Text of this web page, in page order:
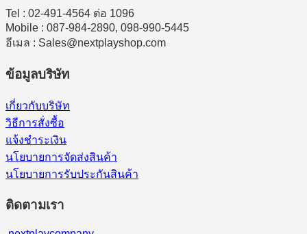
Tel : 02-491-4564 ต่อ 1096
Mobile : 087-984-2890, 098-990-5445
อีเมล : Sales@nextplayshop.com
ข้อมูลบริษัท
เกี่ยวกับบริษัท
วิธีการสั่งซื้อ
แจ้งชำระเงิน
นโยบายการจัดส่งสินค้า
นโยบายการรับประกันสินค้า
ติดตามเรา